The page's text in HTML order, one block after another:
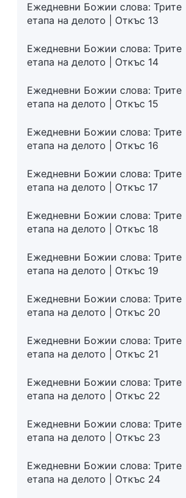
Ежедневни Божии слова: Трите
етапа на делото | Откъс 13
Ежедневни Божии слова: Трите
етапа на делото | Откъс 14
Ежедневни Божии слова: Трите
етапа на делото | Откъс 15
Ежедневни Божии слова: Трите
етапа на делото | Откъс 16
Ежедневни Божии слова: Трите
етапа на делото | Откъс 17
Ежедневни Божии слова: Трите
етапа на делото | Откъс 18
Ежедневни Божии слова: Трите
етапа на делото | Откъс 19
Ежедневни Божии слова: Трите
етапа на делото | Откъс 20
Ежедневни Божии слова: Трите
етапа на делото | Откъс 21
Ежедневни Божии слова: Трите
етапа на делото | Откъс 22
Ежедневни Божии слова: Трите
етапа на делото | Откъс 23
Ежедневни Божии слова: Трите
етапа на делото | Откъс 24